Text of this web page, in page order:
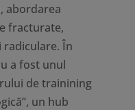
abordarea
fracturate,
radiculare. În
a fost unul
de trainining
un hub